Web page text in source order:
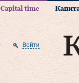
Capital time
Войти